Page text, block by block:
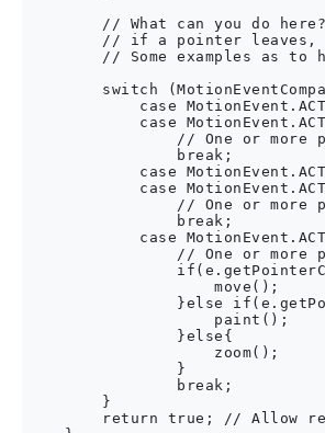
// What can you do
// if a pointer leaves,
// Some examples as to
switch
case
case
// One or more
                break;
case
case
// One or more
                break;
case
// One or more
                    move();
}else
                    paint();
                }else{
                    zoom();
                }
                break;
        }
return true; // Allow